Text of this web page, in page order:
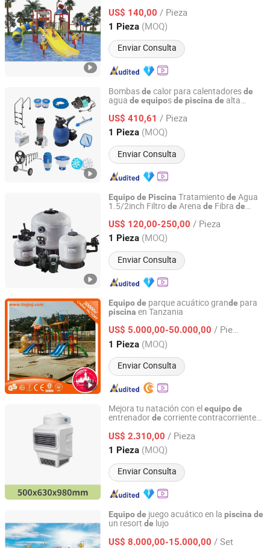
US$ 140,00 / Pieza
1 Pieza (MOQ)
Enviar Consulta
Anhui, China Desde 2026
Bombasde calor para calentadoresde
agua de equiposde piscina de alta
US$ 410,61 / Pieza
1 Pieza (MOQ)
Enviar Consulta
Ningbo Bonny E-Home Co., Ltd.
Zhejiang, China Desde 2025
Equipode Piscina Tratamientode Agua
1.5/2inch Filtrode Arena de Fibra de
US$ 120,00-250,00 / Pieza
1 Pieza (MOQ)
Enviar Consulta
Guangzhou Swankia Sanitary Ware Co., Ltd.
Guangdong, China Desde 2026
Equipode parque acuático grande para
piscina en Tanzania
US$ 5.000,00-50.000,00 / Pieza
1 Pieza (MOQ)
Enviar Consulta
Guangdong Family of Childhood Industrial Co., Ltd.
Guangdong, China Desde 2010
Mejora tu natación con elequipode
entrenadorde corriente contracorriente
US$ 2.310,00 / Pieza
1 Pieza (MOQ)
Enviar Consulta
Guangdong Zhongke Intelligent Sports Technology Co.,
Guangdong, China
Equipode juego acuático en la piscina de
un resort de lujo
US$ 8.000,00-15.000,00 / Set
Anhui Starsky Amusement Engineering Technology Co.,
Ltd